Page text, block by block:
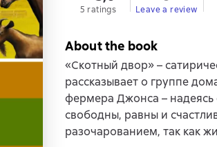
5 ratings Leave a review
About the book
«Скотный двор» –
рассказывает о группе
фермера Джонса –
свободны, равны и
разочарованием, так как